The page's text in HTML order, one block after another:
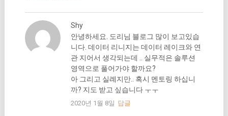
Shy
안녕하세요. 도리님 블로그 많이 보고있습
니다. 데이터 리니지는 데이터 레이크와 연
관 지어서 생각되는데 .. 실무적은 솔루션
영역으로 풀어가야 할까요?
아 그리고 실례지만.. 혹시 멘토링 하십니
까? 지도 받고 싶습니다 ㅜㅜ
2020년 1월 8일 답글